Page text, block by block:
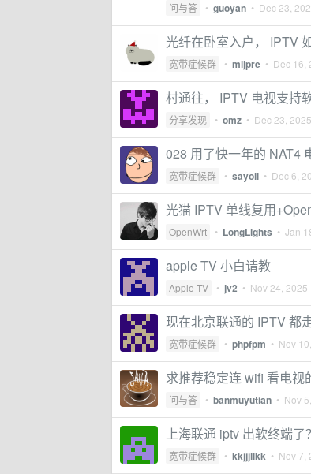
问与答 • guoyan • Dec 23,
光纤在卧室入户， IPTV
宽带症候群 • mljpre • Dec 16,
村通往， IPTV 电视支持
分享发现 • omz • Dec 23, 2025
028 用了快一年的 NAT4
宽带症候群 • sayoll • Dec 6,
光猫 IPTV 单线复用
OpenWrt • LongLights • Jan
apple TV 小白请教
Apple TV • jv2 • Nov 24, 2025
现在北京联通的 IPTV 都
宽带症候群 • phpfpm • Nov
求推荐稳定连 wifi 看电视
问与答 • banmuyutian • Nov
上海联通 iptv 出软终端
宽带症候群 • kkjjjllkk • Nov 7,